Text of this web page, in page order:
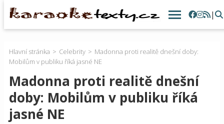
|
Hlavní stránka Celebrity
Madonna proti realitě dnešní doby:
Mobilům v publiku říká jasné NE
Madonna proti realitě dnešní
doby: Mobilům v publiku říká
jasné NE